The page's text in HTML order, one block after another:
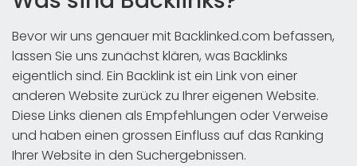
Bevor wir uns genauer mit Backlinked.com befassen,
lassen Sie uns zunächst klären, was Backlinks
eigentlich sind. Ein Backlink ist ein Link von einer
anderen Website zurück zu Ihrer eigenen Website.
Diese Links dienen als Empfehlungen oder Verweise
und haben einen grossen Einfluss auf das Ranking
Ihrer Website in den Suchergebnissen.